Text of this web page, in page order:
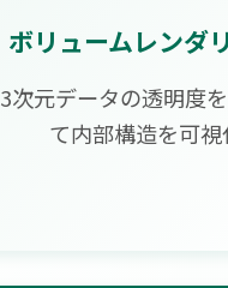
ボリュームレンダ
3次元データの透明度
て内部構造を可視